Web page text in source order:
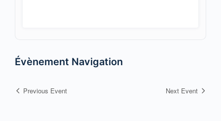
Évènement Navigation
Previous Event Next Event